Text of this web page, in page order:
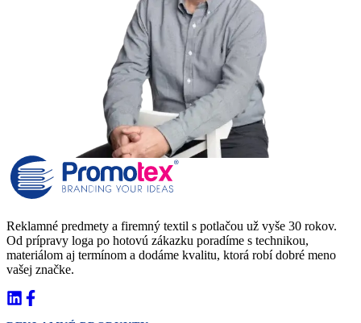
Reklamné predmety a firemný textil s potlačou už vyše 30 rokov.
Od prípravy loga po hotovú zákazku poradíme s technikou,
materiálom aj termínom a dodáme kvalitu, ktorá robí dobré meno
vašej značke.